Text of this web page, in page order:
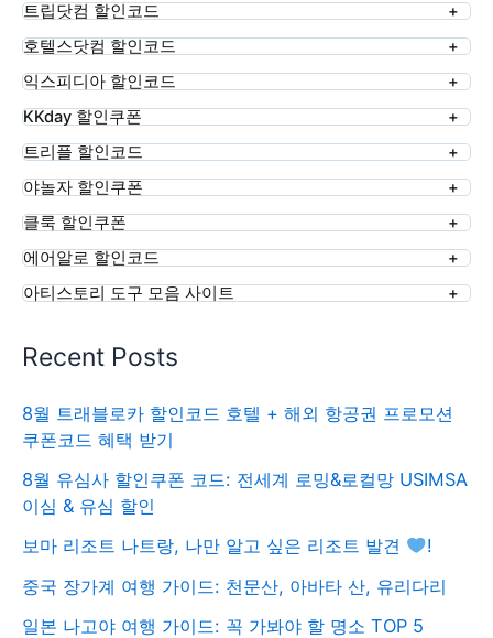
트립닷컴 할인코드
호텔스닷컴 할인코드
익스피디아 할인코드
KKday 할인쿠폰
트리플 할인코드
야놀자 할인쿠폰
클룩 할인쿠폰
에어알로 할인코드
아티스토리 도구 모음 사이트
Recent Posts
8월 트래블로카 할인코드 호텔 + 해외 항공권 프로모션
쿠폰코드 혜택 받기
8월 유심사 할인쿠폰 코드: 전세계 로밍&로컬망 USIMSA
이심 & 유심 할인
보마 리조트 나트랑, 나만 알고 싶은 리조트 발견
!
중국 장가계 여행 가이드: 천문산, 아바타 산, 유리다리
일본 나고야 여행 가이드: 꼭 가봐야 할 명소 TOP 5